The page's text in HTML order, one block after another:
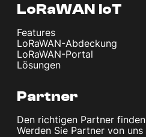
LoRaWAN IoT
Features
LoRaWAN-Abdeckung
LoRaWAN-Portal
Lösungen
Partner
Den richtigen Partner finden
Werden Sie Partner von uns